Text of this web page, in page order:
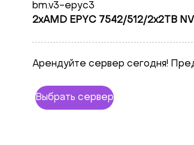
bm.v3-epyc3
2xAMD EPYC 7542/512/2x2TB
Арендуйте сервер сегодня!
Выбрать сервер